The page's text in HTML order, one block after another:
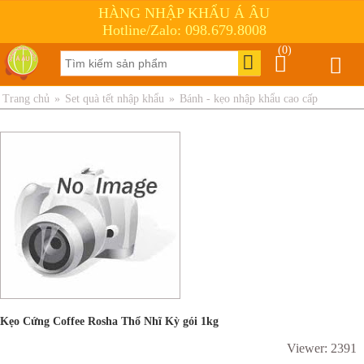
HÀNG NHẬP KHẨU Á ÂU
Hotline/Zalo: 098.679.8008
(0)
Trang chủ » Set quà tết nhập khẩu » Bánh - kẹo nhập khẩu cao cấp
Kẹo Cứng Coffee Rosha Thổ Nhĩ Kỳ gói 1kg
Viewer: 2391